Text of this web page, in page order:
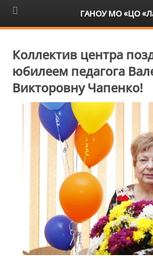
6+
Коллектив центра
юбилеем педагога
Викторовну Чапенко!
ГАНОУ МО «ЦО